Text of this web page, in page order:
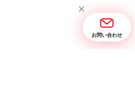
お問い合わせ